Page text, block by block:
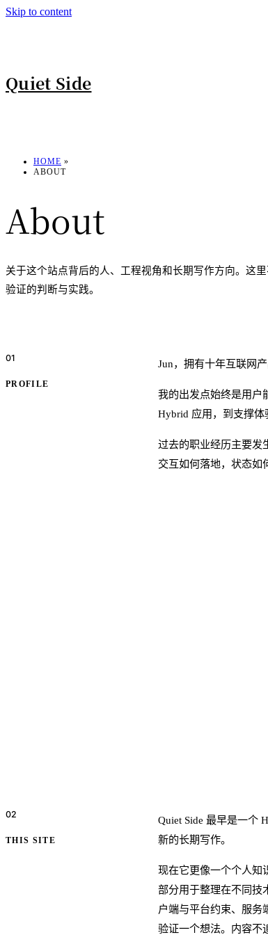
Skip to content
Quiet Side
HOME »
ABOUT
About
关于这个站点背后的人、工程视角和长期写作方向。这
验证的判断与实践。
01
PROFILE
简介 Jun，拥有十年互联网
我的出发点始终是用户
Hybrid 应用，到支撑体
过去的职业经历主要发
交互如何落地，状态如
02
THIS SITE
关于本站
Quiet Side 最早是一个
新的长期写作。
现在它更像一个个人知
部分用于整理在不同技
户端与平台约束、服务
验证一个想法。内容不